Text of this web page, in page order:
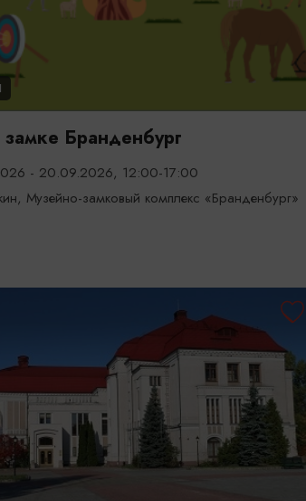
Бранденбург
- 20.09.2026, 12:00-17:00
Музейно-замковый комплекс «Бранденбург»